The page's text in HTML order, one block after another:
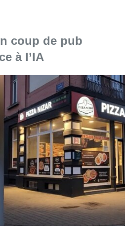
coup de pub
à l’IA